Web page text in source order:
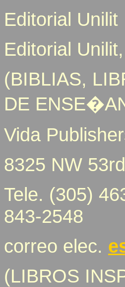
Editorial Unilit
Editorial
(BIBLIAS,
DE
Vida
8325 NW
Tele. (305)
843-2548
correo elec.
(LIBROS